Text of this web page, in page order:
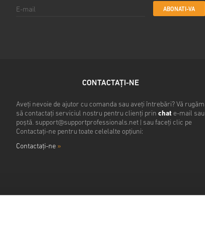
ABONATI-VA
CONTACTAȚI-NE
Aveți nevoie de ajutor cu comanda sau aveți întrebări? Vă rugăm
să contactați serviciul nostru pentru clienți prin chat e-mail sau
poștă. support@supportprofessionals.net| sau faceți clic pe
Contactați-ne pentru toate celelalte opțiuni:
Contactaţi-ne »